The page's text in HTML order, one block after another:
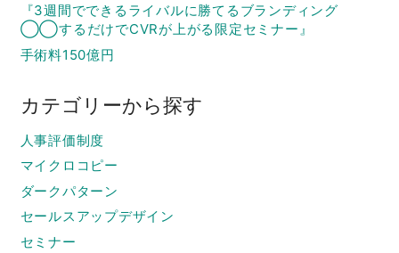
『3週間でできるライバルに勝てるブランディング
◯◯するだけでCVRが上がる限定セミナー』
手術料150億円
カテゴリーから探す
人事評価制度
マイクロコピー
ダークパターン
セールスアップデザイン
セミナー